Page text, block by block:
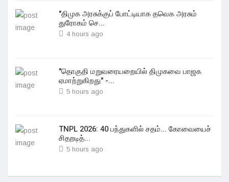
"திமுக அரசுக்குப் போட்டியாக தவெக அரசும்
துரோகம் செ...
4 hours ago
"தொகுதி மறுவரையறையில் திமுகவை பாஜக
ஏமாற்றுகிறது" -...
5 hours ago
TNPL 2026: 40 பந்துகளில் சதம்... கோவையைச்
சிதறடித்...
5 hours ago